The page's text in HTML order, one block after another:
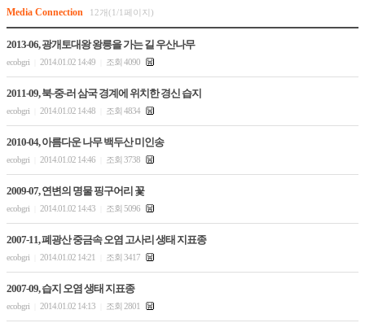
Media Connection 12개(1/1페이지)
2013-06, 광개토대왕 왕릉을 가는 길 우산나무
ecobgri 2014.01.02 14:49 조회 4090
2011-09, 북-중-러 삼국 경계에 위치한 경신 습지
ecobgri 2014.01.02 14:48 조회 4834
2010-04, 아름다운 나무 백두산 미인송
ecobgri 2014.01.02 14:46 조회 3738
2009-07, 연변의 명물 핑구어리 꽃
ecobgri 2014.01.02 14:43 조회 5096
2007-11, 폐광산 중금속 오염 고사리 생태 지표종
ecobgri 2014.01.02 14:21 조회 3417
2007-09, 습지 오염 생태 지표종
ecobgri 2014.01.02 14:13 조회 2801